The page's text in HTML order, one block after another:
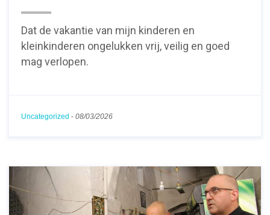
Dat de vakantie van mijn kinderen en
kleinkinderen ongelukken vrij, veilig en goed
mag verlopen.
Uncategorized - 08/03/2026